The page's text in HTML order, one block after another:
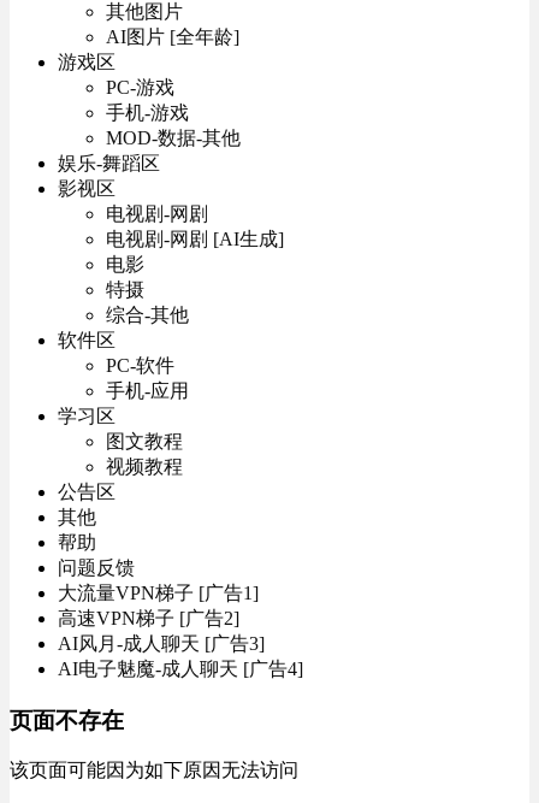
其他图片
AI图片 [全年龄]
游戏区
PC-游戏
手机-游戏
MOD-数据-其他
娱乐-舞蹈区
影视区
电视剧-网剧
电视剧-网剧 [AI生成]
电影
特摄
综合-其他
软件区
PC-软件
手机-应用
学习区
图文教程
视频教程
公告区
其他
帮助
问题反馈
大流量VPN梯子 [广告1]
高速VPN梯子 [广告2]
AI风月-成人聊天 [广告3]
AI电子魅魔-成人聊天 [广告4]
页面不存在
该页面可能因为如下原因无法访问